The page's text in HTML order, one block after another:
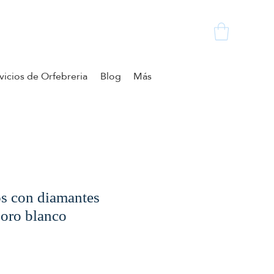
de Orfebreria Blog Más
con diamantes
blanco